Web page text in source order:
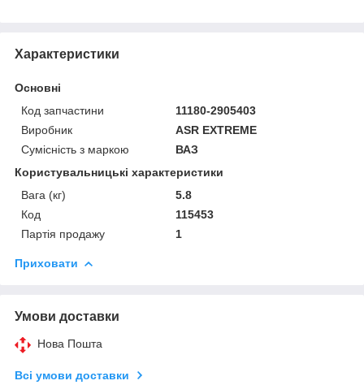
Характеристики
Основні
Код запчастини
11180-2905403
Виробник
ASR EXTREME
Сумісність з маркою
ВАЗ
Користувальницькі характеристики
Вага (кг)
5.8
Код
115453
Партія продажу
1
Приховати
Умови доставки
Нова Пошта
Всі умови доставки